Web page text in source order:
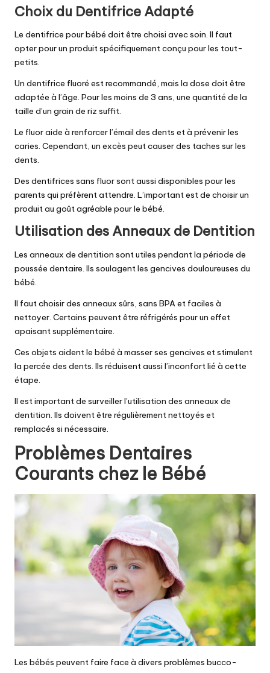
Choix du Dentifrice Adapté
Le dentifrice pour bébé doit être choisi avec soin. Il faut
opter pour un produit spécifiquement conçu pour les tout-
petits.
Un dentifrice fluoré est recommandé, mais la dose doit être
adaptée à l’âge. Pour les moins de 3 ans, une quantité de la
taille d’un grain de riz suffit.
Le fluor aide à renforcer l’émail des dents et à prévenir les
caries. Cependant, un excès peut causer des taches sur les
dents.
Des dentifrices sans fluor sont aussi disponibles pour les
parents qui préfèrent attendre. L’important est de choisir un
produit au goût agréable pour le bébé.
Utilisation des Anneaux de Dentition
Les anneaux de dentition sont utiles pendant la période de
poussée dentaire. Ils soulagent les gencives douloureuses du
bébé.
Il faut choisir des anneaux sûrs, sans BPA et faciles à
nettoyer. Certains peuvent être réfrigérés pour un effet
apaisant supplémentaire.
Ces objets aident le bébé à masser ses gencives et stimulent
la percée des dents. Ils réduisent aussi l’inconfort lié à cette
étape.
Il est important de surveiller l’utilisation des anneaux de
dentition. Ils doivent être régulièrement nettoyés et
remplacés si nécessaire.
Problèmes Dentaires
Courants chez le Bébé
Les bébés peuvent faire face à divers problèmes bucco-